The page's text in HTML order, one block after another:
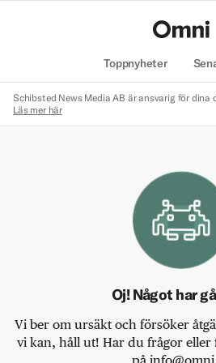
Toppnyheter
Schibsted News Media AB är ansvarig för dina
Läs mer här
Oj! Något har
Vi ber om ursäkt och försöker
vi kan, håll ut! Har du frågor eller